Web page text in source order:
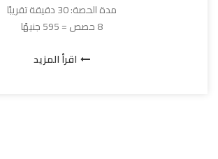
مدة الحصة: 30 دقيقة تقريبًا
8 حصص = 595 جنيهًا
اقرأ المزيد